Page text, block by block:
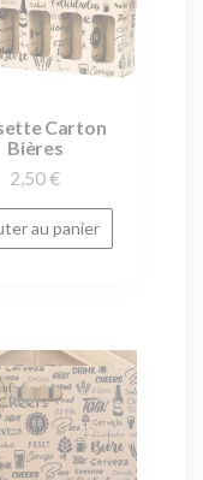
Carton
Bières
2,50 €
au panier